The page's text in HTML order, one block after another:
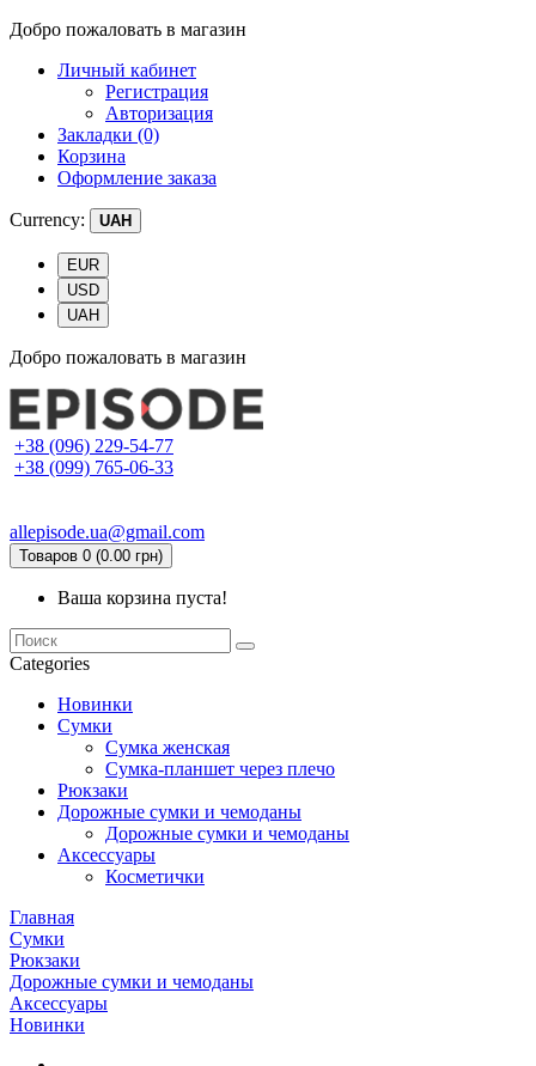
Добро пожаловать в магазин
Личный кабинет
Регистрация
Авторизация
Закладки (0)
Корзина
Оформление заказа
Currency: UAH
EUR
USD
UAH
Добро пожаловать в магазин
+38 (096) 229-54-77
+38 (099) 765-06-33
allepisode.ua@gmail.com
Товаров 0 (0.00 грн)
Ваша корзина пуста!
Categories
Новинки
Сумки
Сумка женская
Сумка-планшет через плечо
Рюкзаки
Дорожные сумки и чемоданы
Дорожные сумки и чемоданы
Аксессуары
Косметички
Главная
Сумки
Рюкзаки
Дорожные сумки и чемоданы
Аксессуары
Новинки